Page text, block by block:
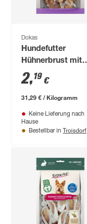
Dokas
Hundefutter
Hühnerbrust mit
Fisch 70 g
2,19 €
31,29 € / Kilogramm
Keine Lieferung nach
Hause
Bestellbar in Troisdorf